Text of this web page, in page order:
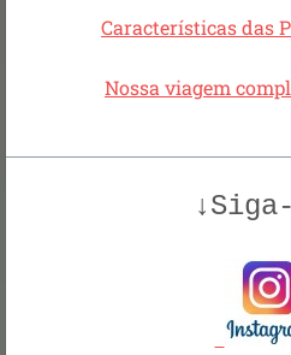
Características das
Nossa viagem
↓Siga-